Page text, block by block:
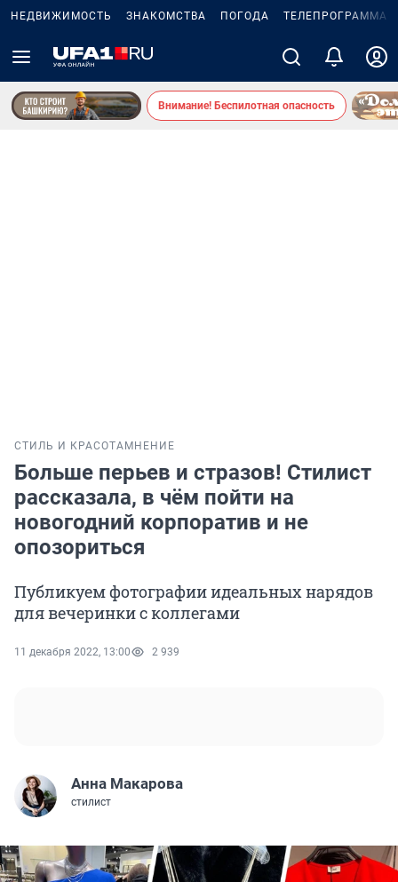
НЕДВИЖИМОСТЬ ЗНАКОМСТВА ПОГОДА ТЕЛЕПРОГРАММА
Внимание! Беспилотная опасность
СТИЛЬ И КРАСОТА МНЕНИЕ
Больше перьев и стразов! Стилист
рассказала, в чём пойти на
новогодний корпоратив и не
опозориться
Публикуем фотографии идеальных нарядов
для вечеринки с коллегами
11 декабря 2022, 13:00 2 939
Анна Макарова
стилист